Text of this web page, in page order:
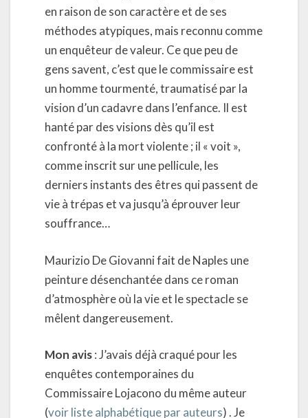
en raison de son caractère et de ses
méthodes atypiques, mais reconnu comme
un enquêteur de valeur. Ce que peu de
gens savent, c’est que le commissaire est
un homme tourmenté, traumatisé par la
vision d’un cadavre dans l’enfance. Il est
hanté par des visions dès qu’il est
confronté à la mort violente ; il « voit »,
comme inscrit sur une pellicule, les
derniers instants des êtres qui passent de
vie à trépas et va jusqu’à éprouver leur
souffrance…
Maurizio De Giovanni fait de Naples une
peinture désenchantée dans ce roman
d’atmosphère où la vie et le spectacle se
mêlent dangereusement.
Mon avis: J’avais déjà craqué pour les
enquêtes contemporaines du
Commissaire Lojacono du même auteur
(voir liste alphabétique par auteurs) . Je